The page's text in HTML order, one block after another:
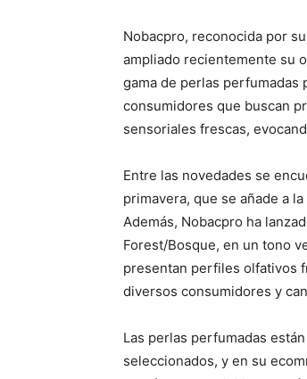
Nobacpro, reconocida por
ampliado recientemente su
gama de perlas perfumadas
consumidores que buscan
sensoriales frescas,
Entre las novedades se
primavera, que se añade a
Además, Nobacpro ha
Forest/Bosque, en un tono
presentan perfiles olfativos
diversos consumidores y
Las perlas perfumadas
seleccionados, y en su